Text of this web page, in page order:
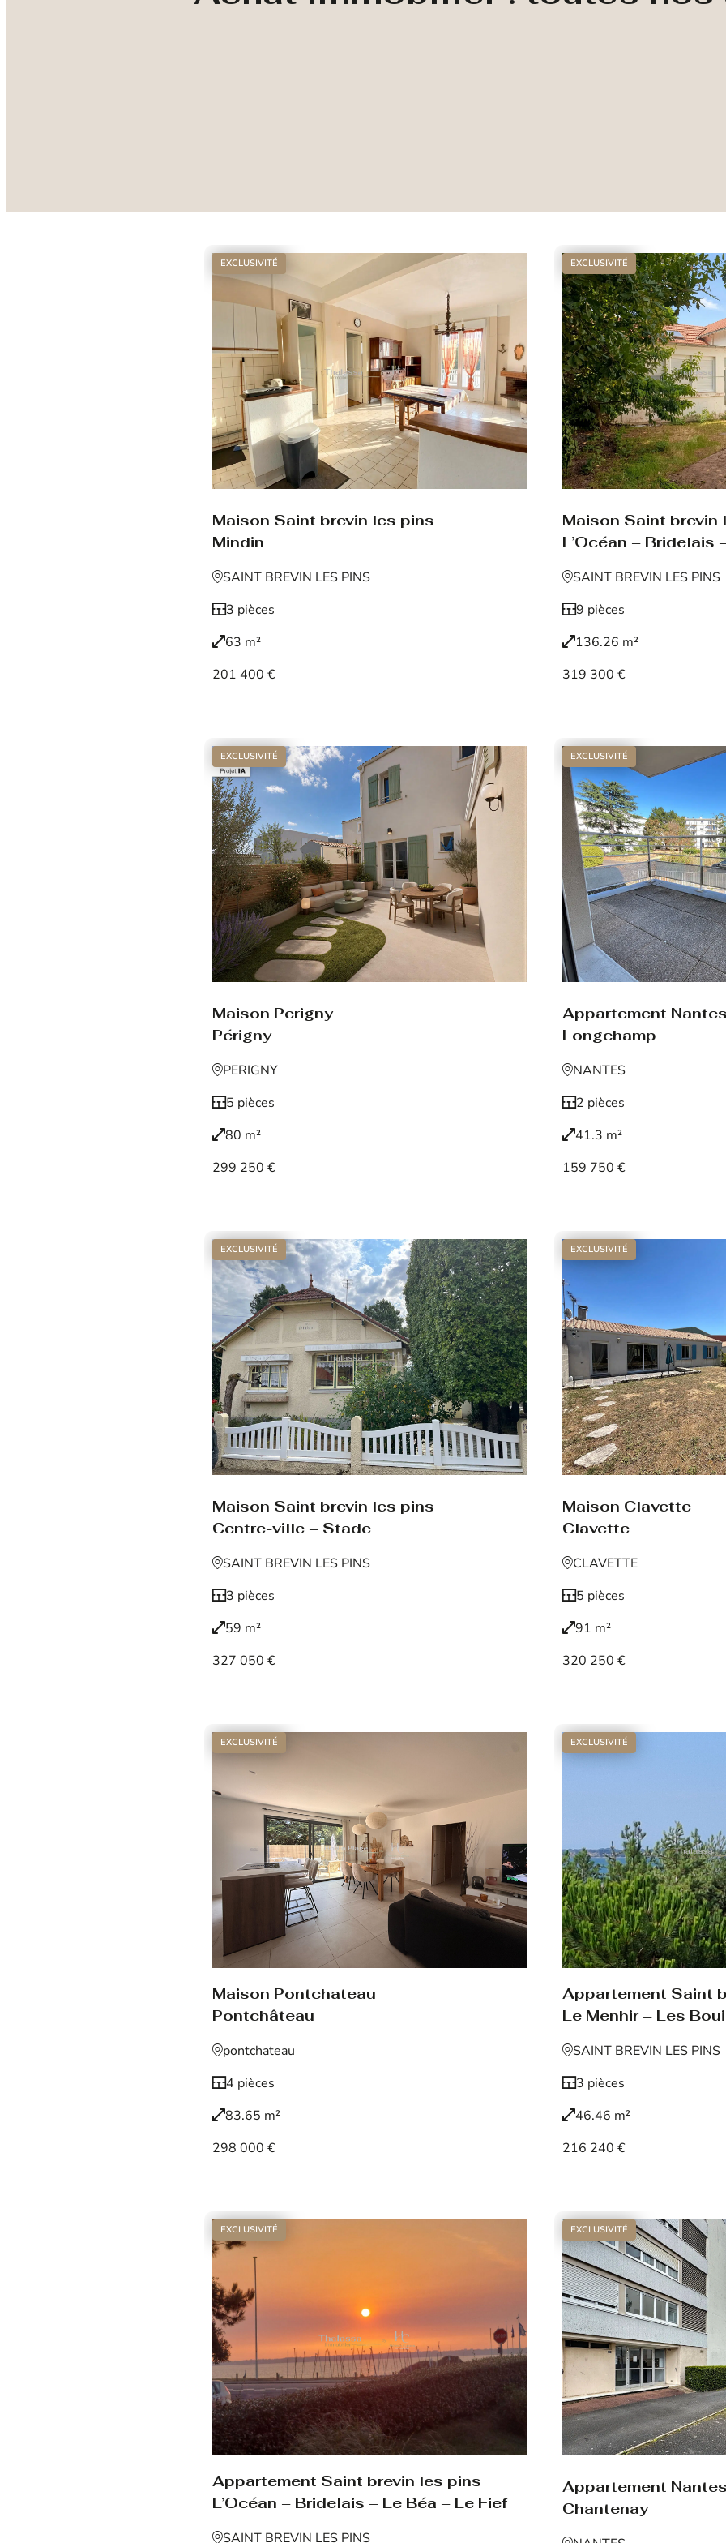
EXCLUSIVITÉ
Maison Saint brevin les pins
Mindin
SAINT BREVIN LES PINS
3 pièces
63 m²
201 400 €
EXCLUSIVITÉ
Maison Saint brevin
L’Océan – Bridelais
SAINT BREVIN LES PINS
9 pièces
136.26 m²
319 300 €
EXCLUSIVITÉ
Maison Perigny
Périgny
PERIGNY
5 pièces
80 m²
299 250 €
EXCLUSIVITÉ
Appartement
Longchamp
NANTES
2 pièces
41.3 m²
159 750 €
EXCLUSIVITÉ
Maison Saint brevin les pins
Centre-ville – Stade
SAINT BREVIN LES PINS
3 pièces
59 m²
327 050 €
EXCLUSIVITÉ
Maison Clavette
Clavette
CLAVETTE
5 pièces
91 m²
320 250 €
EXCLUSIVITÉ
Maison Pontchateau
Pontchâteau
pontchateau
4 pièces
83.65 m²
298 000 €
EXCLUSIVITÉ
Appartement Saint
Le Menhir – Les
SAINT BREVIN LES PINS
3 pièces
46.46 m²
216 240 €
EXCLUSIVITÉ
Appartement Saint brevin les pins
L’Océan – Bridelais – Le Béa – Le Fief
SAINT BREVIN LES PINS
EXCLUSIVITÉ
Appartement
Chantenay